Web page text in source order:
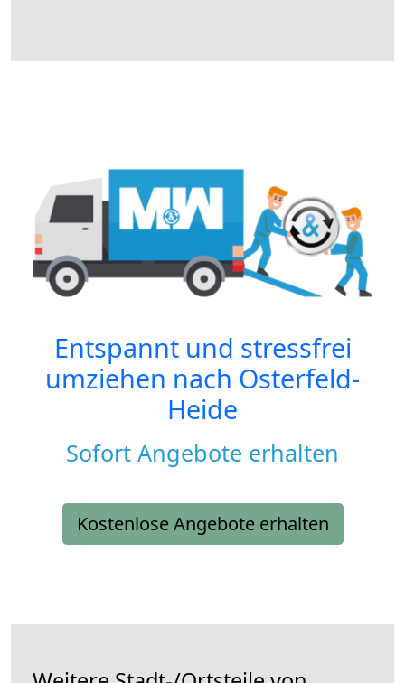
Entspannt und stressfrei
umziehen nach Osterfeld-
Heide
Sofort Angebote erhalten
Kostenlose Angebote erhalten